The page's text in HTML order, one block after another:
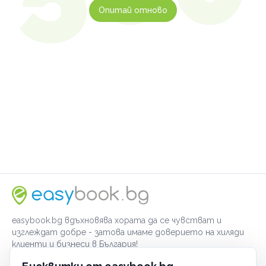
Опитай отново
easybook.bg вдъхновява хората да се чувстват и
изглеждат добре - затова имаме доверието на хиляди
клиенти и бизнеси в България!